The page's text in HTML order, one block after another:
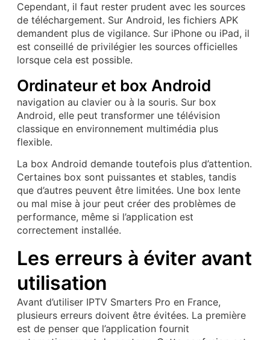
Cependant, il faut rester prudent avec les sources
de téléchargement. Sur Android, les fichiers APK
demandent plus de vigilance. Sur iPhone ou iPad, il
est conseillé de privilégier les sources officielles
lorsque cela est possible.
Ordinateur et box Android
navigation au clavier ou à la souris. Sur box
Android, elle peut transformer une télévision
classique en environnement multimédia plus
flexible.
La box Android demande toutefois plus d’attention.
Certaines box sont puissantes et stables, tandis
que d’autres peuvent être limitées. Une box lente
ou mal mise à jour peut créer des problèmes de
performance, même si l’application est
correctement installée.
Les erreurs à éviter avant
utilisation
Avant d’utiliser IPTV Smarters Pro en France,
plusieurs erreurs doivent être évitées. La première
est de penser que l’application fournit